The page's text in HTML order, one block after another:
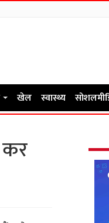
खेल स्वास्थ्य
कर